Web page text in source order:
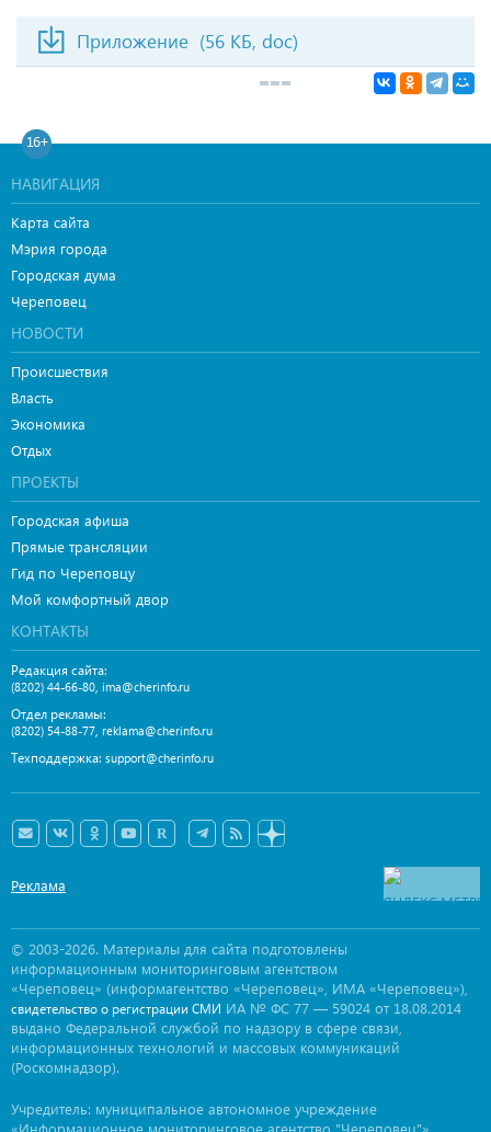
Приложение (56 КБ, doc)
16+
НАВИГАЦИЯ
Карта сайта
Мэрия города
Городская дума
Череповец
НОВОСТИ
Происшествия
Власть
Экономика
Отдых
ПРОЕКТЫ
Городская афиша
Прямые трансляции
Гид по Череповцу
Мой комфортный двор
КОНТАКТЫ
Редакция сайта:
(8202) 44-66-80, ima@cherinfo.ru
Отдел рекламы:
(8202) 54-88-77, reklama@cherinfo.ru
Техподдержка: support@cherinfo.ru
Реклама
© 2003-2026. Материалы для сайта подготовлены
информационным мониторинговым агентством
«Череповец» (информагентство «Череповец», ИМА «Череповец»),
свидетельство о регистрации СМИ ИА № ФС 77 — 59024 от 18.08.2014
выдано Федеральной службой по надзору в сфере связи,
информационных технологий и массовых коммуникаций
(Роскомнадзор).
Учредитель: муниципальное автономное учреждение
«Информационное мониторинговое агентство "Череповец"».